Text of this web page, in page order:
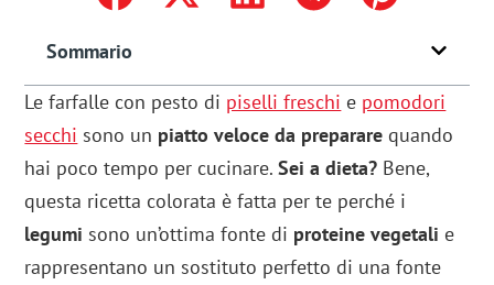
Sommario
Le farfalle con pesto di piselli freschi e pomodori
secchi sono un piatto veloce da preparare quando
hai poco tempo per cucinare.Sei a dieta? Bene,
questa ricetta colorata è fatta per te perché i
legumi sono un’ottima fonte di proteine vegetali e
rappresentano un sostituto perfetto di una fonte